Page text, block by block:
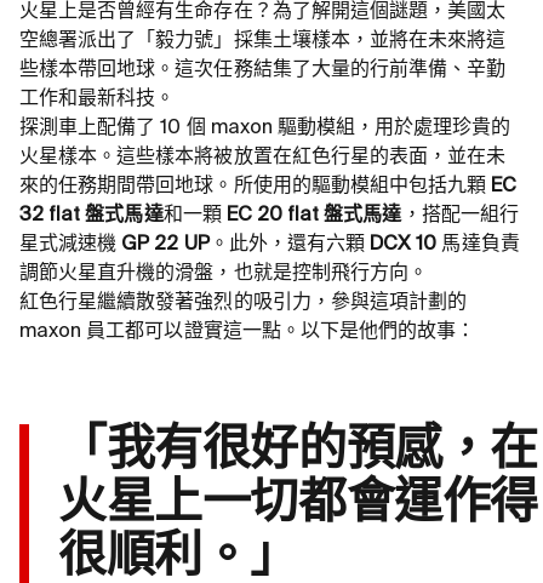
火星上是否曾經有生命存在？為了解開這個謎題，美國太
空總署派出了「毅力號」採集土壤樣本，並將在未來將這
些樣本帶回地球。這次任務結集了大量的行前準備、辛勤
工作和最新科技。
探測車上配備了 10 個 maxon 驅動模組，用於處理珍貴的
火星樣本。這些樣本將被放置在紅色行星的表面，並在未
來的任務期間帶回地球。所使用的驅動模組中包括九顆 EC
32 flat 盤式馬達和一顆 EC 20 flat 盤式馬達，搭配一組行
星式減速機 GP 22 UP。此外，還有六顆 DCX 10 馬達負責
調節火星直升機的滑盤，也就是控制飛行方向。
紅色行星繼續散發著強烈的吸引力，參與這項計劃的
maxon 員工都可以證實這一點。以下是他們的故事：
「我有很好的預感，在
火星上一切都會運作得
很順利。」